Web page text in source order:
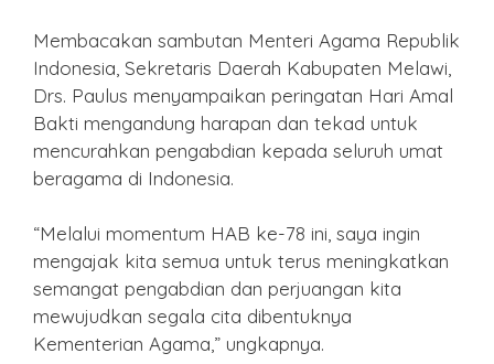
Membacakan sambutan Menteri Agama Republik
Indonesia, Sekretaris Daerah Kabupaten Melawi,
Drs. Paulus menyampaikan peringatan Hari Amal
Bakti mengandung harapan dan tekad untuk
mencurahkan pengabdian kepada seluruh umat
beragama di Indonesia.
“Melalui momentum HAB ke-78 ini, saya ingin
mengajak kita semua untuk terus meningkatkan
semangat pengabdian dan perjuangan kita
mewujudkan segala cita dibentuknya
Kementerian Agama,” ungkapnya.